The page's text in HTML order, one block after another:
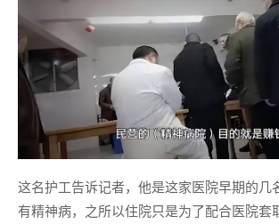
这名护工告诉记者，他是这家医院早期的几
有精神病，之所以住院只是为了配合医院套